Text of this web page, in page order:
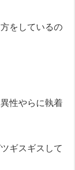
をしているの
性やらに執着
ギスギスして